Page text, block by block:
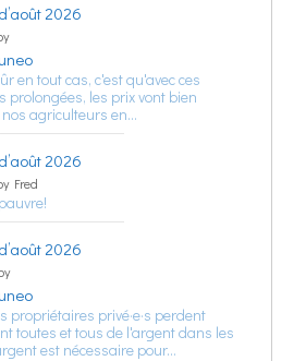
2026
en tout cas, c'est qu'avec ces
prolongées, les prix vont bien
agriculteurs en…
2026
Fred
2026
propriétaires privé·e·s perdent
toutes et tous de l'argent dans les
est nécessaire pour…